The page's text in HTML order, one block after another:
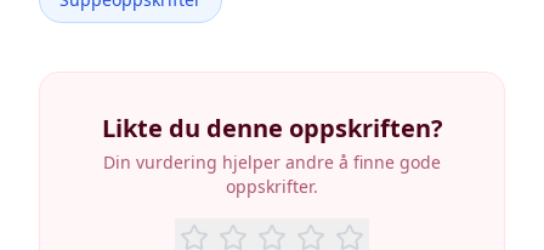
Likte du denne oppskriften?
Din vurdering hjelper andre å finne gode
oppskrifter.